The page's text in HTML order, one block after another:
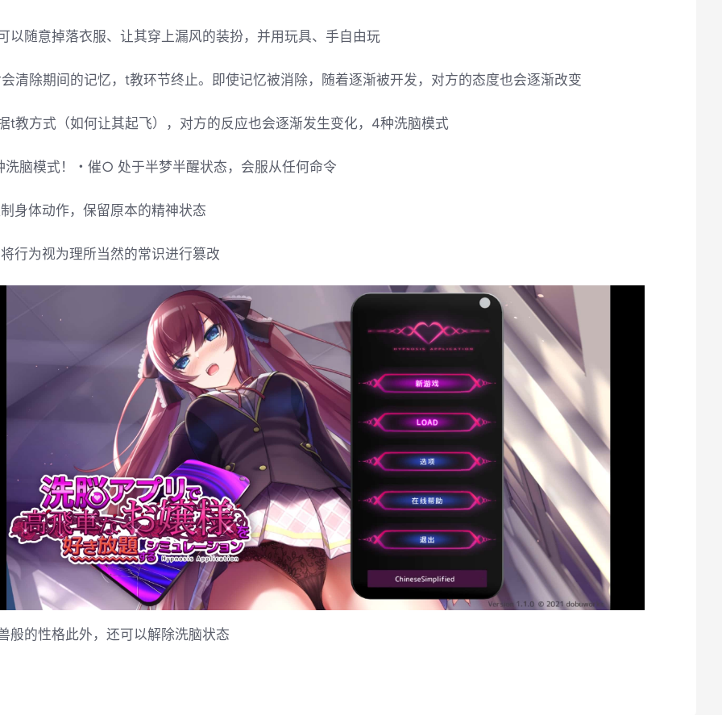
以随意掉落衣服、让其穿上漏风的装扮，并用玩具、手自由玩
清除期间的记忆，t教环节终止。即使记忆被消除，随着逐渐被开发，对方的态度也会逐渐改变
t教方式（如何让其起飞），对方的反应也会逐渐发生变化，4种洗脑模式
洗脑模式！・催○ 处于半梦半醒状态，会服从任何命令
身体动作，保留原本的精神状态
行为视为理所当然的常识进行篡改
般的性格此外，还可以解除洗脑状态